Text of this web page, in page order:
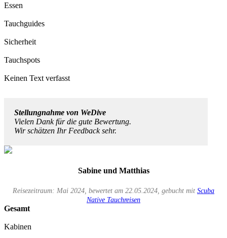
Essen
Tauchguides
Sicherheit
Tauchspots
Keinen Text verfasst
Stellungnahme von WeDive
Vielen Dank für die gute Bewertung.
Wir schätzen Ihr Feedback sehr.
Sabine und Matthias
Reisezeitraum: Mai 2024, bewertet am 22.05.2024, gebucht mit Scuba
Native Tauchreisen
Gesamt
Kabinen